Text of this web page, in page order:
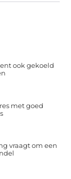
ook gekoeld
met goed
vraagt om een